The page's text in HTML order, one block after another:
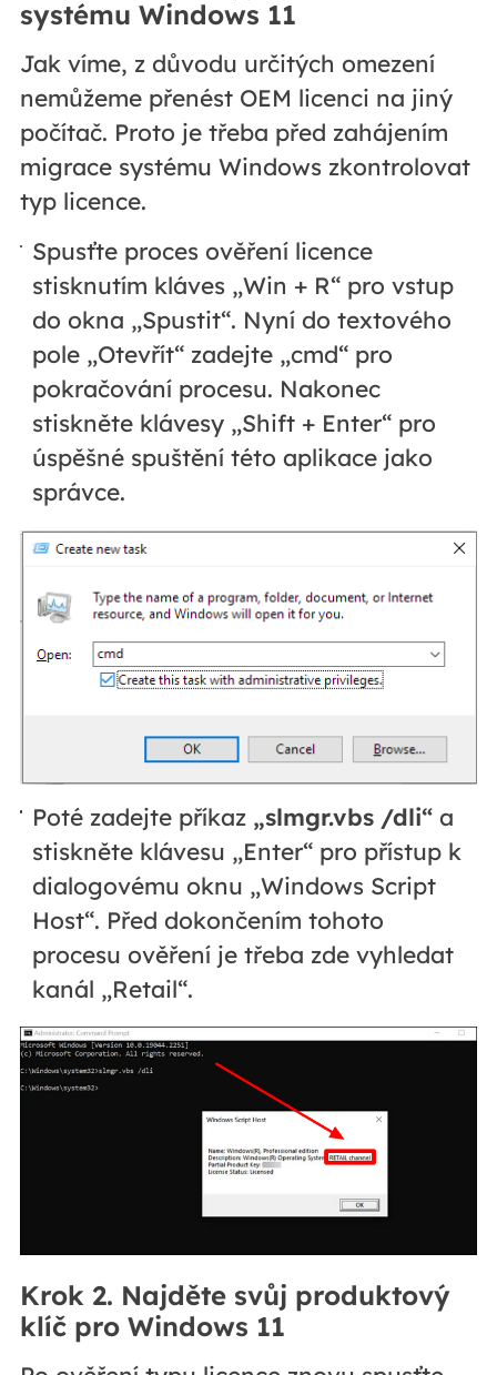
systému Windows 11
Jak víme, z důvodu určitých omezení
nemůžeme přenést OEM licenci na jiný
počítač. Proto je třeba před zahájením
migrace systému Windows zkontrolovat
typ licence.
Spusťte proces ověření licence
stisknutím kláves „Win + R“ pro vstup
do okna „Spustit“. Nyní do textového
pole „Otevřít“ zadejte „cmd“ pro
pokračování procesu. Nakonec
stiskněte klávesy „Shift + Enter“ pro
úspěšné spuštění této aplikace jako
správce.
Poté zadejte příkaz „slmgr.vbs /dli“ a
stiskněte klávesu „Enter“ pro přístup k
dialogovému oknu „Windows Script
Host“. Před dokončením tohoto
procesu ověření je třeba zde vyhledat
kanál „Retail“.
Krok 2. Najděte svůj produktový
klíč pro Windows 11